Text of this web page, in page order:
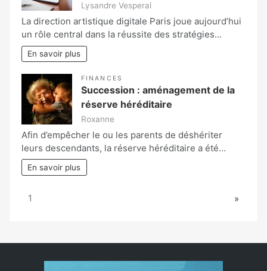
Lysandre Vesperal
La direction artistique digitale Paris joue aujourd’hui
un rôle central dans la réussite des stratégies…
En savoir plus
FINANCES
Succession : aménagement de la
réserve héréditaire
Roxanne
Afin d’empêcher le ou les parents de déshériter
leurs descendants, la réserve héréditaire a été…
En savoir plus
Page:
1 Next
»